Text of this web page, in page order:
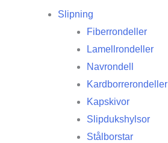
Slipning
Fiberrondeller
Lamellrondeller
Navrondell
Kardborrerondeller
Kapskivor
Slipdukshylsor
Stålborstar